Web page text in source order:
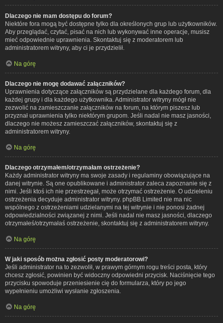
Dlaczego nie mam dostępu do forum?
Niektóre fora mogą być dostępne tylko dla określonych grup lub użytkowników.
Aby przeglądać, czytać, pisać na nich lub wykonywać inne operacje, musisz
mieć odpowiednie uprawnienia. Skontaktuj się z moderatorem lub
administratorem witryny, aby ci je przydzielił.
Na górę
Dlaczego nie mogę dodawać załączników?
Uprawnienia dotyczące załączników są przydzielane dla każdego forum, dla
każdej grupy i dla każdego użytkownika. Administrator witryny mógł nie
zezwolić na zamieszczanie załączników na forum, na którym piszesz lub
przyznał uprawnienia tylko niektórym grupom. Jeśli nadal nie masz jasności,
dlaczego nie możesz zamieszczać załączników, skontaktuj się z
administratorem witryny.
Na górę
Dlaczego otrzymałem/otrzymałam ostrzeżenie?
Każdy administrator witryny ma swoje zasady i regulaminy obowiązujące na
danej witrynie. Są one opublikowane i administrator zaleca zapoznanie się z
nimi. Jeśli ktoś ich nie przestrzegał, może otrzymać ostrzeżenie. O udzieleniu
ostrzeżenia decyduje administrator witryny. phpBB Limited nie ma nic
wspólnego z ostrzeżeniami udzielanymi na tej witrynie i nie ponosi żadnej
odpowiedzialności związanej z nimi. Jeśli nadal nie masz jasności, dlaczego
otrzymałeś/otrzymałaś ostrzeżenie, skontaktuj się z administratorem witryny.
Na górę
W jaki sposób można zgłosić posty moderatorowi?
Jeśli administrator na to zezwolił, w prawym górnym rogu treści posta, który
chcesz zgłosić, powinien być widoczny odpowiedni przycisk. Naciśnięcie tego
przycisku spowoduje przeniesienie cię do formularza, który po jego
wypełnieniu umożliwi wysłanie zgłoszenia.
Na górę